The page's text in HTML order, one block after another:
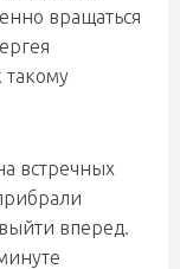
вращаться
такому
встречных
вперед.